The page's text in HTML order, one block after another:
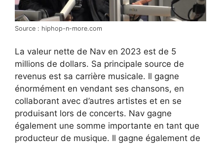
Source : hiphop-n-more.com
La valeur nette de Nav en 2023 est de 5
millions de dollars. Sa principale source de
revenus est sa carrière musicale. Il gagne
énormément en vendant ses chansons, en
collaborant avec d’autres artistes et en se
produisant lors de concerts. Nav gagne
également une somme importante en tant que
producteur de musique. Il gagne également de